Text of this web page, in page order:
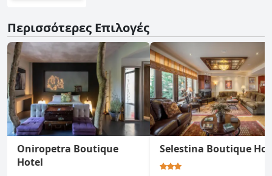
Περισσότερες Επιλογές
Oniropetra Boutique
Hotel
Selestina Boutique